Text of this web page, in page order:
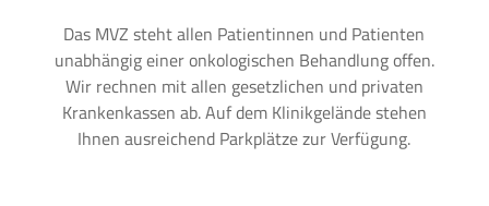
Das MVZ steht allen Patientinnen und Patienten
unabhängig einer onkologischen Behandlung offen.
Wir rechnen mit allen gesetzlichen und privaten
Krankenkassen ab. Auf dem Klinikgelände stehen
Ihnen ausreichend Parkplätze zur Verfügung.